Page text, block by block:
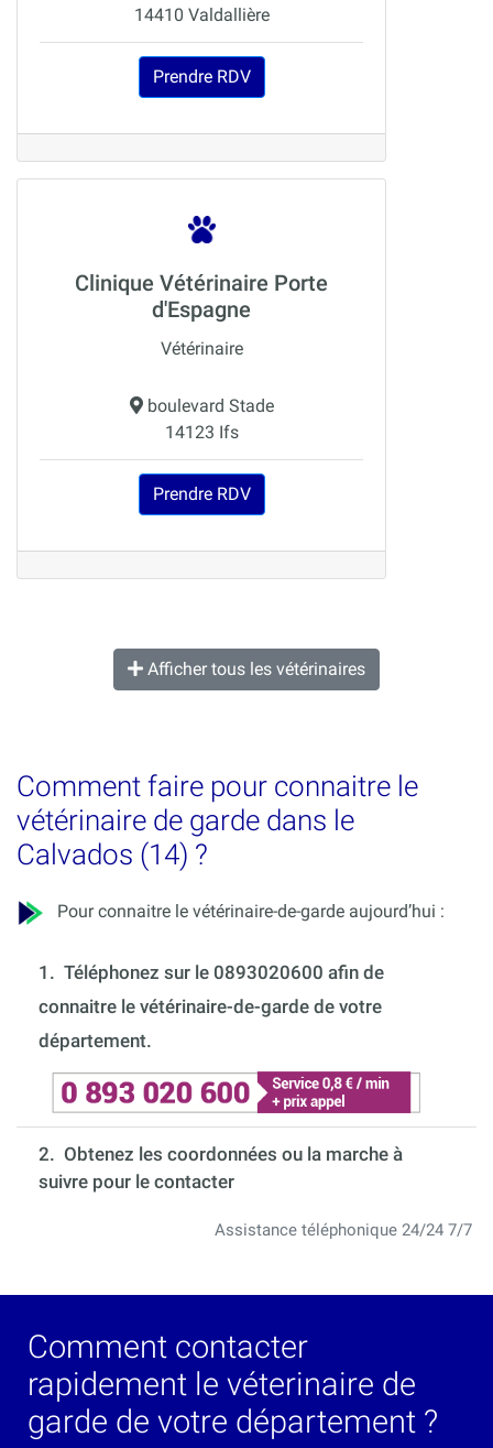
14410 Valdallière
Prendre RDV
Clinique Vétérinaire Porte
d'Espagne
Vétérinaire
boulevard Stade
14123 Ifs
Prendre RDV
Afficher tous les vétérinaires
Comment faire pour connaitre le
vétérinaire de garde dans le
Calvados (14) ?
Pour connaitre le vétérinaire-de-garde aujourd’hui :
1. Téléphonez sur le 0893020600 afin de
connaitre le vétérinaire-de-garde de votre
département.
2. Obtenez les coordonnées ou la marche à
suivre pour le contacter
Assistance téléphonique 24/24 7/7
Comment contacter
rapidement le véterinaire de
garde de votre département ?